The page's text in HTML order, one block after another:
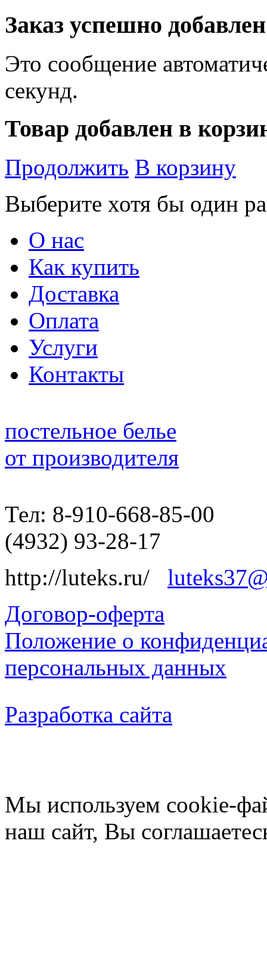
Заказ успешно
Это сообщение
секунд.
Товар добавлен в
Продолжить В корзину
Выберите хотя бы один
О нас
Как купить
Доставка
Оплата
Услуги
Контакты
постельное белье
от производителя
Тел: 8-910-668-85-00
(4932) 93-28-17
http://luteks.ru/
Договор-оферта
Положение о
персональных данных
Разработка сайта
Мы используем cookie-
наш сайт, Вы